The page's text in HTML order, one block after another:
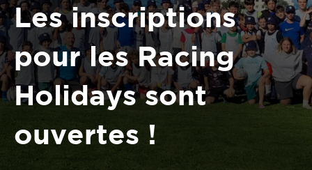
Les inscriptions
pour les Racing
Holidays sont
ouvertes !